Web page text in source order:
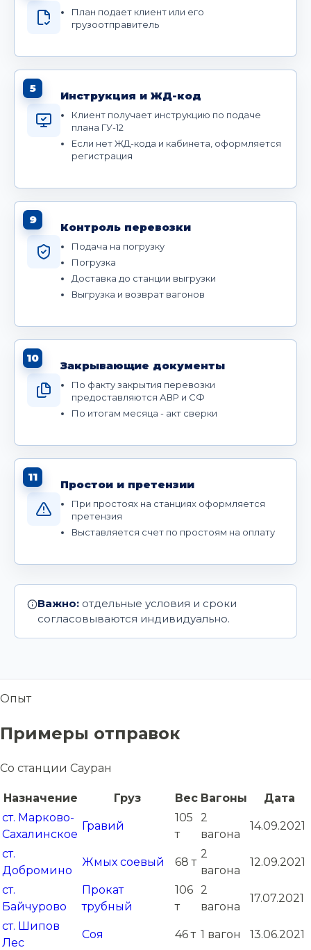
План подает клиент или его
грузоотправитель
5
Инструкция и ЖД-код
Клиент получает инструкцию по подаче
плана ГУ-12
Если нет ЖД-кода и кабинета, оформляется
регистрация
9
Контроль перевозки
Подача на погрузку
Погрузка
Доставка до станции выгрузки
Выгрузка и возврат вагонов
10
Закрывающие документы
По факту закрытия перевозки
предоставляются АВР и СФ
По итогам месяца - акт сверки
11
Простои и претензии
При простоях на станциях оформляется
претензия
Выставляется счет по простоям на оплату
Важно: отдельные условия и сроки
согласовываются индивидуально.
Опыт
Примеры отправок
Со станции Сауран
Назначение Груз Вес Вагоны
Дата
ст. Марково-
Сахалинское
Гравий
105
т
2
вагона
14.09.2021
ст.
Добромино
Жмых соевый 68 т
2
вагона
12.09.2021
ст.
Байчурово
Прокат
трубный
106
т
2
вагона
17.07.2021
ст. Шипов
Лес
Соя 46 т 1 вагон 13.06.2021